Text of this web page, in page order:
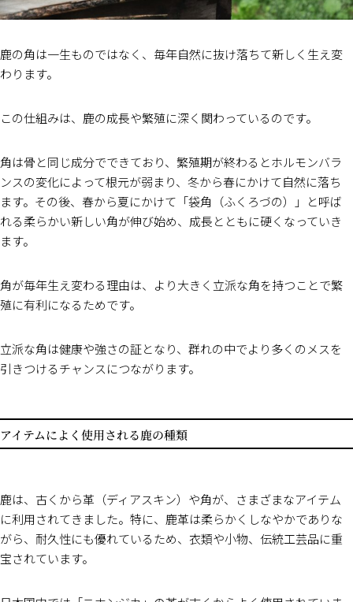
鹿の角は一生ものではなく、毎年自然に抜け落ちて新しく生え変
わります。
この仕組みは、鹿の成長や繁殖に深く関わっているのです。
角は骨と同じ成分でできており、繁殖期が終わるとホルモンバラ
ンスの変化によって根元が弱まり、冬から春にかけて自然に落ち
ます。その後、春から夏にかけて「袋角（ふくろづの）」と呼ば
れる柔らかい新しい角が伸び始め、成長とともに硬くなっていき
ます。
角が毎年生え変わる理由は、より大きく立派な角を持つことで繁
殖に有利になるためです。
立派な角は健康や強さの証となり、群れの中でより多くのメスを
引きつけるチャンスにつながります。
アイテムによく使用される鹿の種類
鹿は、古くから革（ディアスキン）や角が、さまざまなアイテム
に利用されてきました。特に、鹿革は柔らかくしなやかでありな
がら、耐久性にも優れているため、衣類や小物、伝統工芸品に重
宝されています。